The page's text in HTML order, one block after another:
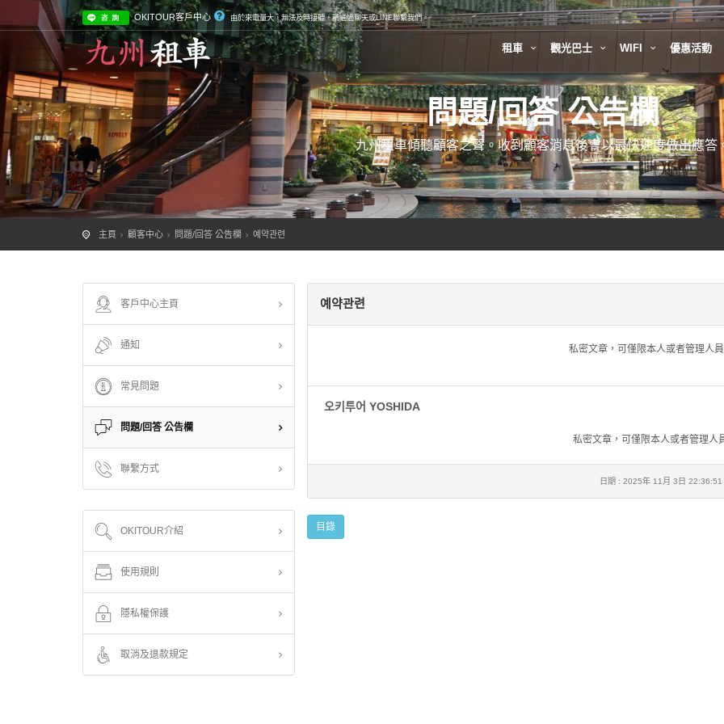
OKITOUR客戶中心 由於來電量大，無法及時接聽，請通過聊天或LINE聯繫我們。
租車 觀光巴士 WIFI 優惠活動
問題/回答 公告欄
九州租車傾聽顧客之聲。收到顧客消息後會以最快速度做出應答
主頁 顧客中心 問題/回答 公告欄 예약관련
客戶中心主頁
通知
常見問題
問題/回答 公告欄
聯繫方式
OKITOUR介紹
使用規則
隱私權保護
取消及退款規定
예약관련
私密文章，可僅限本人或者管理人員
오키투어 YOSHIDA
私密文章，可僅限本人或者管理人
日期 : 2025年 11月 3日 22:36:51
目錄